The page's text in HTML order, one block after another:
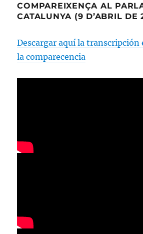
COMPAREIXENÇA AL
CATALUNYA (9 D’ABRIL DE
Descargar aquí la transcripción
la comparecencia